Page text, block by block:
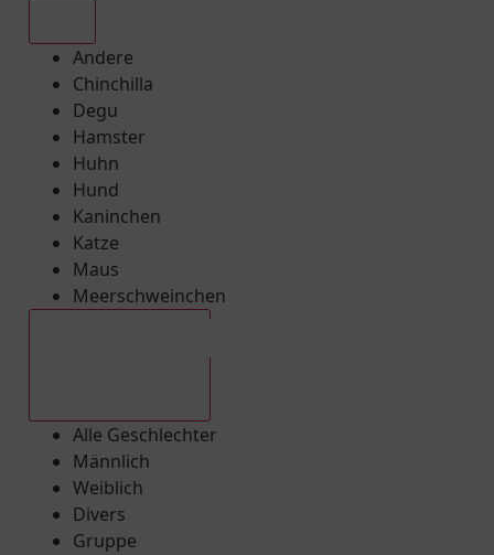
Andere
Chinchilla
Degu
Hamster
Huhn
Hund
Kaninchen
Katze
Maus
Meerschweinchen
Alle Geschlechter
Männlich
Weiblich
Divers
Gruppe